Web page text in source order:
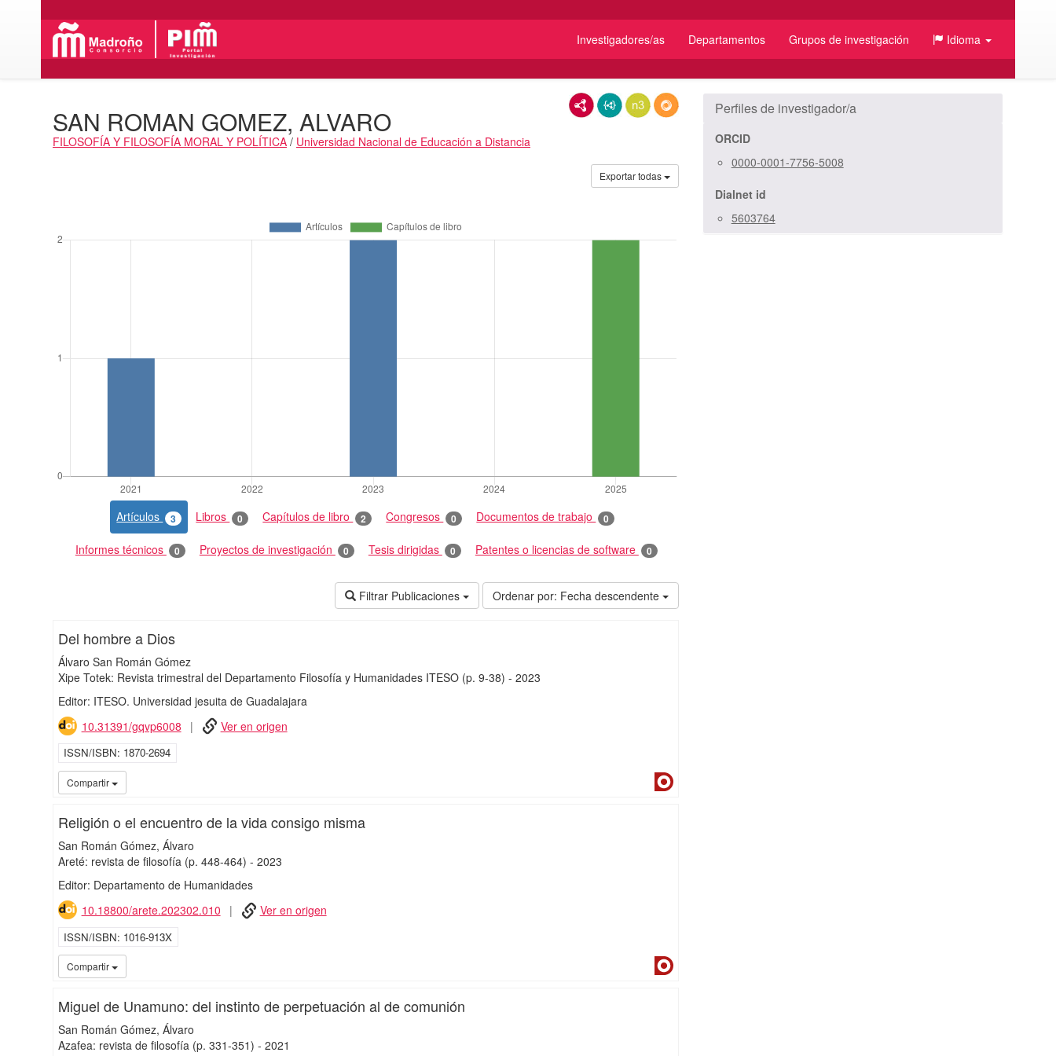
Investigadores/as Departamentos Grupos de investigación Idioma
RDF/XMLJSON-LDN3/TurtleRDF/JSON
SAN ROMAN GOMEZ, ALVARO
FILOSOFÍA Y FILOSOFÍA MORAL Y POLÍTICA / Universidad Nacional de Educación a Distancia
Exportar todas
Artículos 3 Libros 0 Capítulos de libro 2 Congresos 0 Documentos de trabajo 0
Informes técnicos 0 Proyectos de investigación 0 Tesis dirigidas 0 Patentes o licencias de software 0
Filtrar Publicaciones Ordenar por: Fecha descendente
Del hombre a Dios
Álvaro San Román Gómez
Xipe Totek: Revista trimestral del Departamento Filosofía y Humanidades ITESO (p. 9-38) - 2023
Editor: ITESO. Universidad jesuita de Guadalajara
10.31391/gqvp6008
Ver en origen
ISSN/ISBN 1870-2694
Compartir
Religión o el encuentro de la vida consigo misma
San Román Gómez, Álvaro
Areté: revista de filosofía (p. 448-464) - 2023
Editor: Departamento de Humanidades
10.18800/arete.202302.010
Ver en origen
ISSN/ISBN 1016-913X
Compartir
Miguel de Unamuno: del instinto de perpetuación al de comunión
San Román Gómez, Álvaro
Azafea: revista de filosofía (p. 331-351) - 2021
Perfiles de investigador/a
ORCID
0000-0001-7756-5008
Dialnet id
5603764